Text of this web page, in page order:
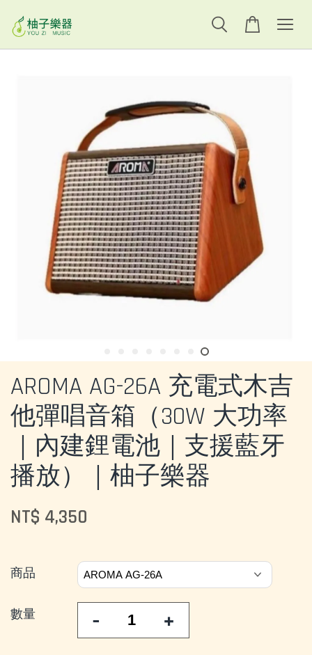
AROMA AG-26A 充電式木吉
他彈唱音箱（30W 大功率
｜內建鋰電池｜支援藍牙
播放）｜柚子樂器
NT$ 4,350
商品
數量 - +